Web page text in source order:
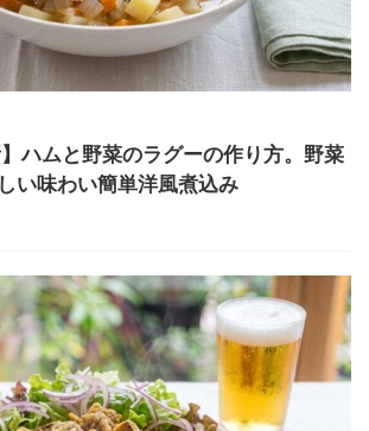
】ハムと野菜のラグーの作り方。野菜
い味わい簡単洋風煮込み